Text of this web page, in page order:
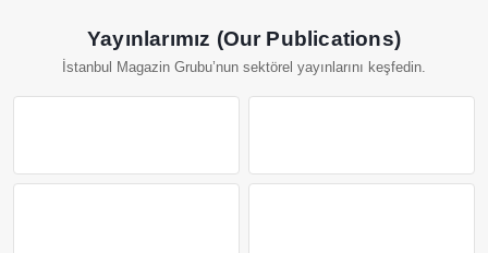
Yayınlarımız (Our Publications)
İstanbul Magazin Grubu’nun sektörel yayınlarını keşfedin.